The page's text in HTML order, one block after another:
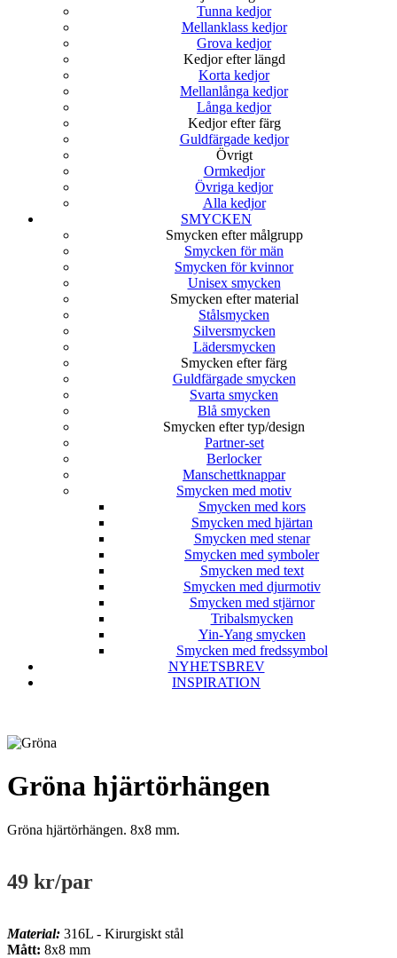
Tunna kedjor
Mellanklass kedjor
Grova kedjor
Kedjor efter längd
Korta kedjor
Mellanlånga kedjor
Långa kedjor
Kedjor efter färg
Guldfärgade kedjor
Övrigt
Ormkedjor
Övriga kedjor
Alla kedjor
SMYCKEN
Smycken efter målgrupp
Smycken för män
Smycken för kvinnor
Unisex smycken
Smycken efter material
Stålsmycken
Silversmycken
Lädersmycken
Smycken efter färg
Guldfärgade smycken
Svarta smycken
Blå smycken
Smycken efter typ/design
Partner-set
Berlocker
Manschettknappar
Smycken med motiv
Smycken med kors
Smycken med hjärtan
Smycken med stenar
Smycken med symboler
Smycken med text
Smycken med djurmotiv
Smycken med stjärnor
Tribalsmycken
Yin-Yang smycken
Smycken med fredssymbol
NYHETSBREV
INSPIRATION
Gröna hjärtörhängen
Gröna hjärtörhängen. 8x8 mm.
49 kr/par
Material: 316L - Kirurgiskt stål
Mått: 8x8 mm